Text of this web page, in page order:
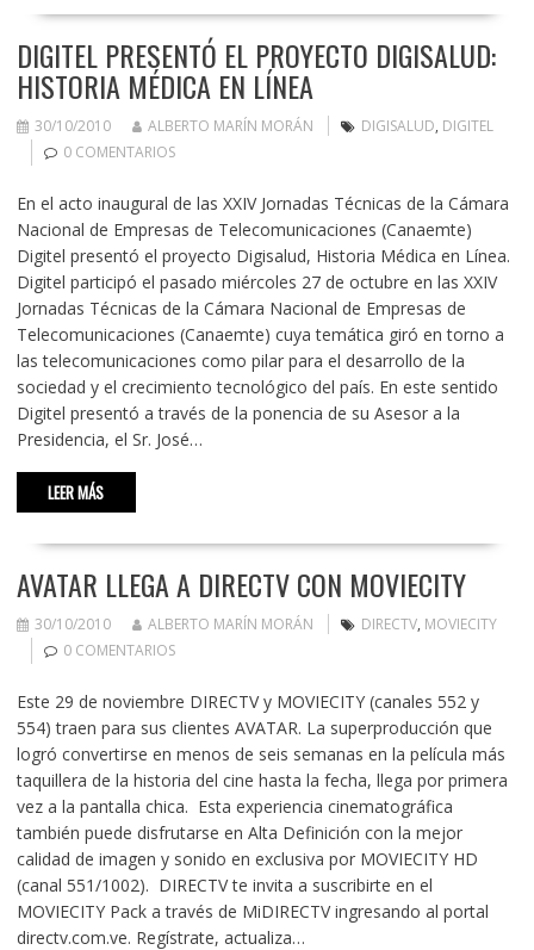
DIGITEL PRESENTÓ EL PROYECTO DIGISALUD:
HISTORIA MÉDICA EN LÍNEA
30/10/2010 ALBERTO MARÍN MORÁN DIGISALUD, DIGITEL
0 COMENTARIOS
En el acto inaugural de las XXIV Jornadas Técnicas de la Cámara
Nacional de Empresas de Telecomunicaciones (Canaemte)
Digitel presentó el proyecto Digisalud, Historia Médica en Línea.
Digitel participó el pasado miércoles 27 de octubre en las XXIV
Jornadas Técnicas de la Cámara Nacional de Empresas de
Telecomunicaciones (Canaemte) cuya temática giró en torno a
las telecomunicaciones como pilar para el desarrollo de la
sociedad y el crecimiento tecnológico del país. En este sentido
Digitel presentó a través de la ponencia de su Asesor a la
Presidencia, el Sr. José…
LEER MÁS
AVATAR LLEGA A DIRECTV CON MOVIECITY
30/10/2010 ALBERTO MARÍN MORÁN DIRECTV, MOVIECITY
0 COMENTARIOS
Este 29 de noviembre DIRECTV y MOVIECITY (canales 552 y
554) traen para sus clientes AVATAR. La superproducción que
logró convertirse en menos de seis semanas en la película más
taquillera de la historia del cine hasta la fecha, llega por primera
vez a la pantalla chica. Esta experiencia cinematográfica
también puede disfrutarse en Alta Definición con la mejor
calidad de imagen y sonido en exclusiva por MOVIECITY HD
(canal 551/1002). DIRECTV te invita a suscribirte en el
MOVIECITY Pack a través de MiDIRECTV ingresando al portal
directv.com.ve. Regístrate, actualiza…